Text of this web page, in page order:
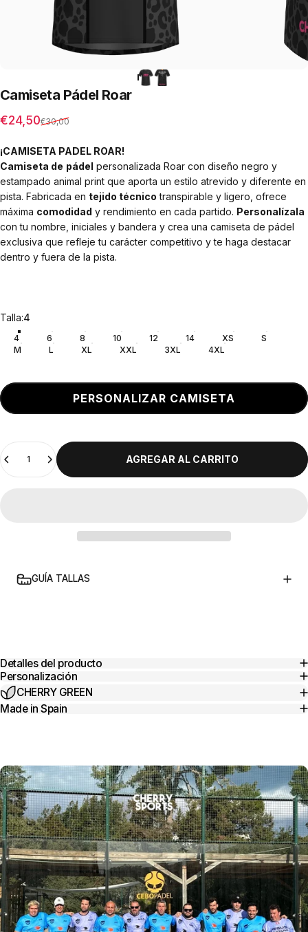
Camiseta Pádel Roar
Precio de oferta
€24,50
Precio habitual
€30,00
¡CAMISETA PADEL ROAR!
Camiseta de pádel personalizada Roar con diseño negro y
estampado animal print que aporta un estilo atrevido y diferente en
pista. Fabricada en tejido técnico transpirable y ligero, ofrece
máxima comodidad y rendimiento en cada partido. Personalízala
con tu nombre, iniciales y bandera y crea una camiseta de pádel
exclusiva que refleje tu carácter competitivo y te haga destacar
dentro y fuera de la pista.
Talla
Talla:4
4 6 8 10 12 14 XS
S
M
L XL XXL 3XL 4XL
PERSONALIZAR CAMISETA
Cantidad
AGREGAR AL CARRITO
GUÍA TALLAS
Detalles del producto
Personalización
CHERRY GREEN
Made in Spain